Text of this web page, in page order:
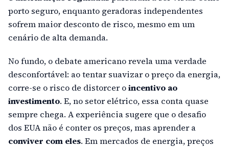
porto seguro, enquanto geradoras independentes
sofrem maior desconto de risco, mesmo em um
cenário de alta demanda.
No fundo, o debate americano revela uma verdade
desconfortável: ao tentar suavizar o preço da energia,
corre-se o risco de distorcer oincentivo ao
investimento. E, no setor elétrico, essa conta quase
sempre chega. A experiência sugere que o desafio
dos EUA não é conter os preços, mas aprender a
conviver com eles. Em mercados de energia, preços